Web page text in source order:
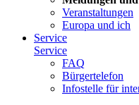
Ver­an­stal­tun­gen
Eu­ro­pa und ich
Ser­vice
Ser­vice
FAQ
Bür­ger­te­le­fon
In­fo­stel­le für